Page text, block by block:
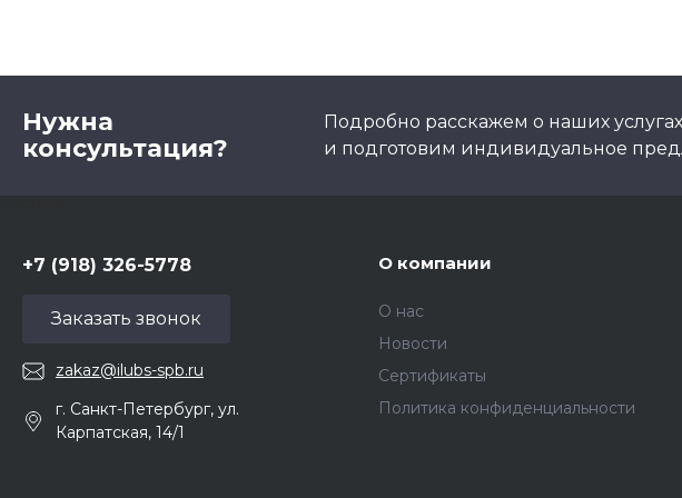
Нужна
консультация?
Подробно расскажем о наших
и подготовим индивидуальное
+7 (918) 326-5778
Заказать звонок
zakaz@ilubs-spb.ru
г. Санкт-Петербург, ул.
Карпатская, 14/1
О компании
О нас
Новости
Сертификаты
Политика конфиденциальности